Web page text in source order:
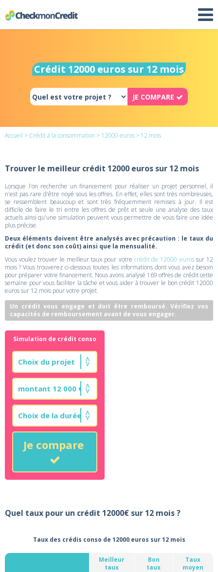
Crédit 12000 euros sur 12 mois
JE COMPARE
Accueil > Crédit à la consommation > 12000 euros > 12 mois
Trouver le meilleur crédit 12000 euros sur 12 mois
Lorsque l'on recherche un financement pour réaliser un projet personnel, il
n'est pas rare d'être noyé sous les offres. En effet, elles sont très nombreuses,
se ressemblent beaucoup et sont très fréquemment remises à jour. Il est
difficile de faire le tri entre les offres de prêt et seule une analyse des taux
actuels ainsi qu'une simulation peuvent vous permettre de vous faire une idée
plus précise.
Deux éléments doivent être analysés avec précaution : le taux du
crédit (et donc son coût) ainsi que la mensualité.
Vous voulez trouver le meilleur taux pour votre crédit de 12000 eurossur 12
mois ? Vous trouverez ci-dessous toutes les informations dont vous avez besoin
pour préparer votre financement. Nous avons analysé 169 offres de crédit cette
semaine pour vous faciliter la tâche et vous aider à trouver le bon crédit 12000
euros sur 12 mois pour votre projet.
Un crédit vous engage et doit être remboursé. Vérifiez vos
capacités de remboursement avant de vous engager.
Simulation de crédit conso
Je compare
Quel taux pour un crédit 12000€ sur 12 mois ?
Taux des crédis conso de 12000 euros sur 12 mois
Meilleur
taux
Bon
taux
Taux
moyen